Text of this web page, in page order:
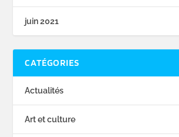
juin 2021
CATÉGORIES
Actualités
Art et culture